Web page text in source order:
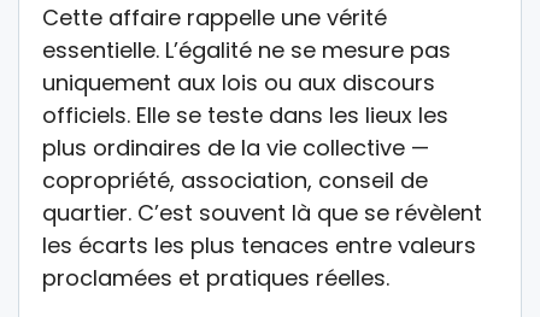
Cette affaire rappelle une vérité
essentielle. L’égalité ne se mesure pas
uniquement aux lois ou aux discours
officiels. Elle se teste dans les lieux les
plus ordinaires de la vie collective —
copropriété, association, conseil de
quartier. C’est souvent là que se révèlent
les écarts les plus tenaces entre valeurs
proclamées et pratiques réelles.